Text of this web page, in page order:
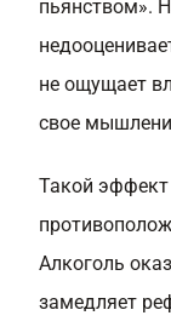
пьянством».
не ощущает
свое
Такой эффект
Алкоголь
замедляет